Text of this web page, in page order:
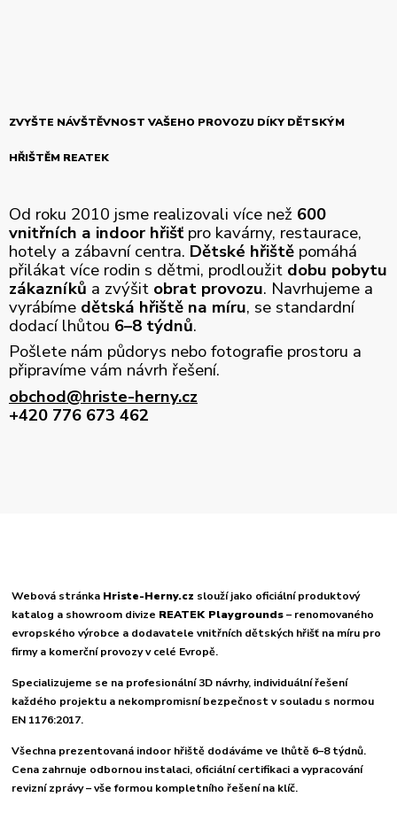
ZVYŠTE NÁVŠTĚVNOST VAŠEHO PROVOZU DÍKY DĚTSKÝM
HŘIŠTĚM REATEK
Od roku 2010 jsme realizovali více než 600
vnitřních a indoor hřišťpro kavárny, restaurace,
hotely a zábavní centra. Dětské hřiště pomáhá
přilákat více rodin s dětmi, prodloužit dobu pobytu
zákazníků a zvýšit obrat provozu. Navrhujeme a
vyrábíme dětská hřiště na míru, se standardní
dodací lhůtou 6–8 týdnů.
Pošlete nám půdorys nebo fotografie prostoru a
připravíme vám návrh řešení.
obchod@hriste-herny.cz
+420 776 673 462
Webová stránka Hriste-Herny.cz slouží jako oficiální produktový
katalog a showroom divize REATEK Playgrounds– renomovaného
evropského výrobce a dodavatele vnitřních dětských hřišť na míru pro
firmy a komerční provozy v celé Evropě.
Specializujeme se na profesionální 3D návrhy, individuální řešení
každého projektu a nekompromisní bezpečnost v souladu s normou
EN 1176:2017.
Všechna prezentovaná indoor hřiště dodáváme ve lhůtě 6–8 týdnů.
Cena zahrnuje odbornou instalaci, oficiální certifikaci a vypracování
revizní zprávy – vše formou kompletního řešení na klíč.